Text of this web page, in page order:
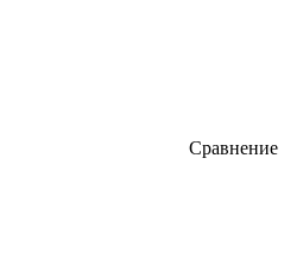
Сравнение